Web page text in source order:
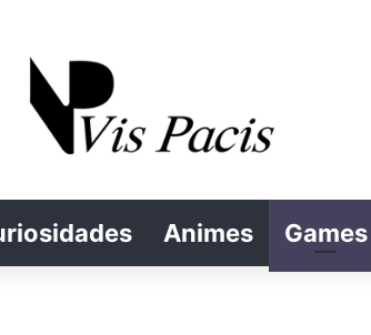
Animes Games